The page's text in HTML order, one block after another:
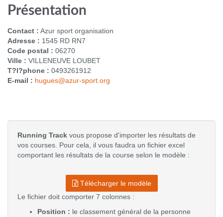
Présentation
Contact : Azur sport organisation
Adresse : 1545 RD RN7
Code postal : 06270
Ville : VILLENEUVE LOUBET
T?l?phone : 0493261912
E-mail : hugues@azur-sport.org
Running Track vous propose d'importer les résultats de
vos courses. Pour cela, il vous faudra un fichier excel
comportant les résultats de la course selon le modèle :
Télécharger le modèle
Le fichier doit comporter 7 colonnes :
Position : le classement général de la personne